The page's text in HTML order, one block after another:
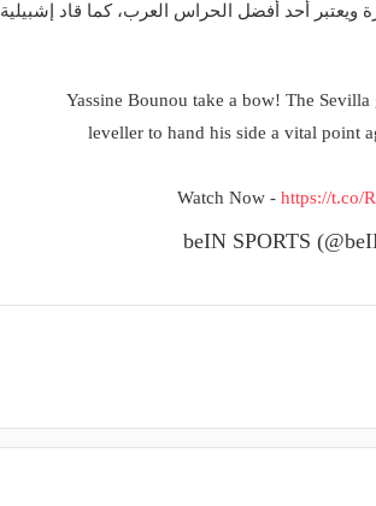
ويعتبر أحد أفضل الحراس العرب، كما قاد إشبيلية
Yassine Bounou take a bow! The
leveller to hand his side a vital
Watch Now - https://t.co/